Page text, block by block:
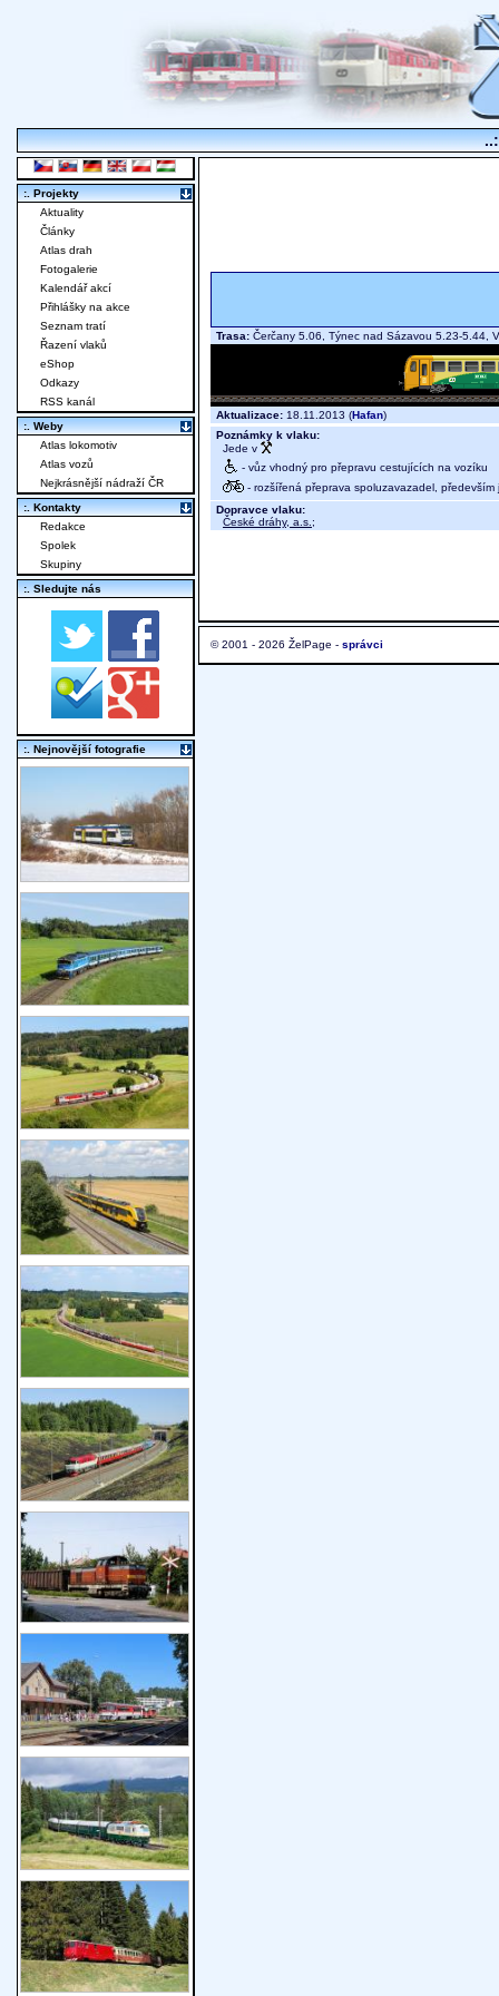
Trasa: Čerčany 5.06, Týnec nad Sázavou 5.23-
Aktualizace: 18.11.2013 (Hafan)
Poznámky k vlaku:
Jede v
- vůz vhodný pro přepravu cestujících na vozíku
- rozšířená přeprava spoluzavazadel, především
Dopravce vlaku:
České dráhy, a.s. ;
© 2001 - 2026 ŽelPage - správci
:. Projekty
Aktuality
Články
Atlas drah
Fotogalerie
Kalendář akcí
Přihlášky na akce
Seznam tratí
Řazení vlaků
eShop
Odkazy
RSS kanál
:. Weby
Atlas lokomotiv
Atlas vozů
Nejkrásnější nádraží ČR
:. Kontakty
Redakce
Spolek
Skupiny
:. Sledujte nás
:. Nejnovější fotografie